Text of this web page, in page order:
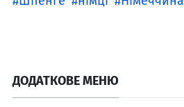
ДОДАТКОВЕ МЕНЮ